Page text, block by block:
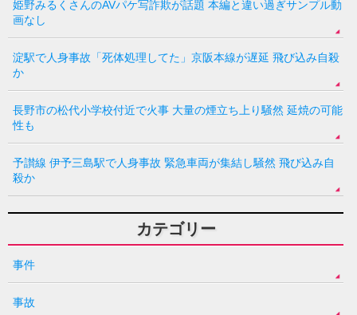
姫野みるくさんのAVパケ写詐欺が話題 本編と違い過ぎサンプル動
画なし
淀駅で人身事故「死体処理してた」京阪本線が遅延 飛び込み自殺
か
長野市の松代小学校付近で火事 大量の煙立ち上り騒然 延焼の可能
性も
予讃線 伊予三島駅で人身事故 緊急車両が集結し騒然 飛び込み自
殺か
カテゴリー
事件
事故